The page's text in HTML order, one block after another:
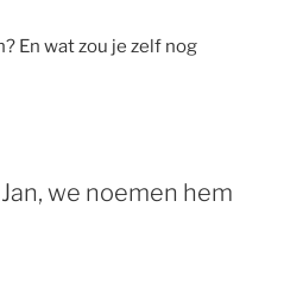
En wat zou je zelf nog
we noemen hem